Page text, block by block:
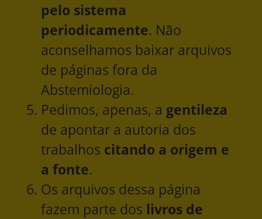
pelo sistema
periodicamente. Não
aconselhamos baixar arquivos
de páginas fora da
Abstemiologia.
Pedimos, apenas, a gentileza
de apontar a autoria dos
trabalhos citando a origem e
a fonte.
Os arquivos dessa página
fazem parte dos livros de